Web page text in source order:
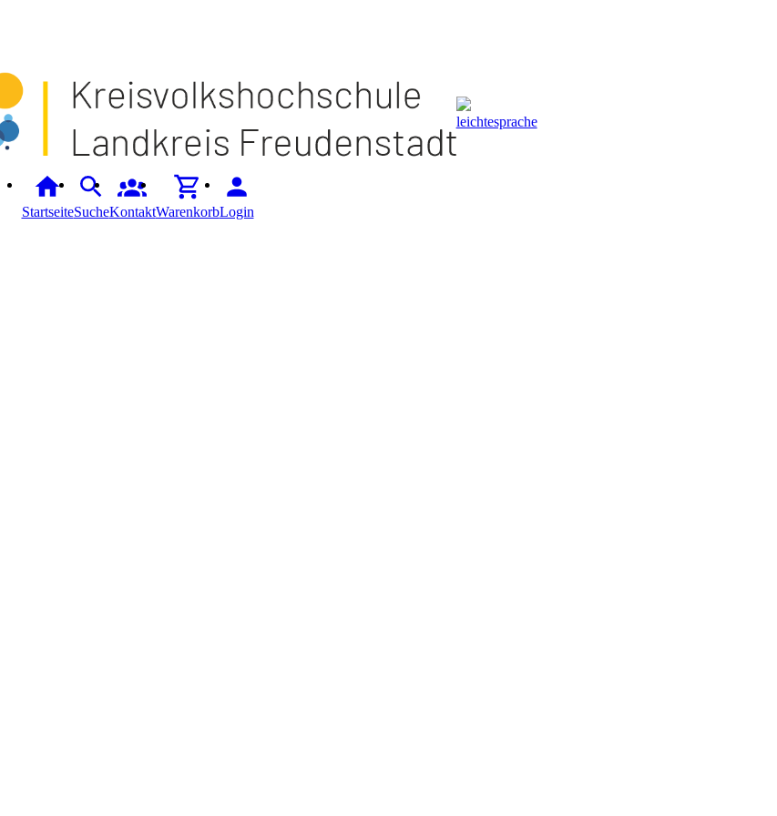
StartseiteSucheKontaktWarenkorbLogin